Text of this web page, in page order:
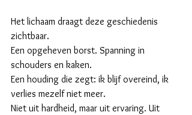
Het lichaam draagt deze geschiedenis
zichtbaar.
Een opgeheven borst. Spanning in
schouders en kaken.
Een houding die zegt: ik blijf overeind, ik
verlies mezelf niet meer.
Niet uit hardheid, maar uit ervaring. Uit